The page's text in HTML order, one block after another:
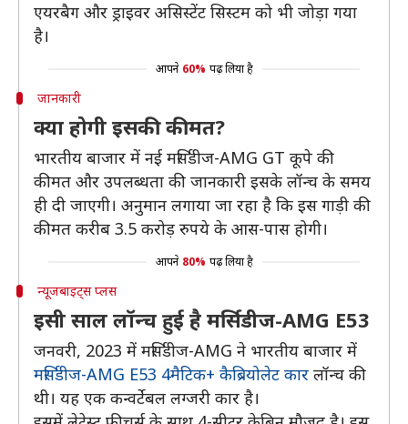
एयरबैग और ड्राइवर असिस्टेंट सिस्टम को भी जोड़ा गया
है।
आपने 60% पढ़ लिया है
जानकारी
क्या होगी इसकी कीमत?
भारतीय बाजार में नई मर्सिडीज-AMG GT कूपे की
कीमत और उपलब्धता की जानकारी इसके लॉन्च के समय
ही दी जाएगी। अनुमान लगाया जा रहा है कि इस गाड़ी की
कीमत करीब 3.5 करोड़ रुपये के आस-पास होगी।
आपने 80% पढ़ लिया है
न्यूजबाइट्स प्लस
इसी साल लॉन्च हुई है मर्सिडीज-AMG E53
जनवरी, 2023 में मर्सिडीज-AMG ने भारतीय बाजार में
मर्सिडीज-AMG E53 4मैटिक+ कैब्रियोलेट कार लॉन्च की
थी। यह एक कन्वर्टेबल लग्जरी कार है।